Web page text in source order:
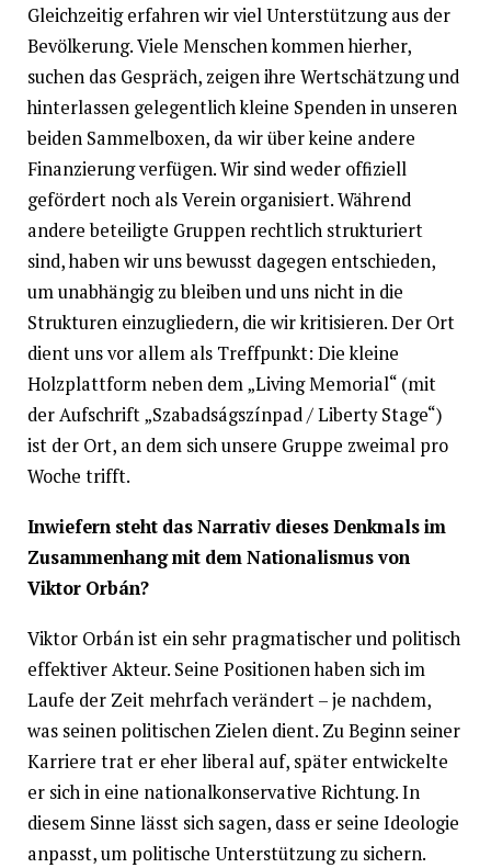
Gleichzeitig erfahren wir viel Unterstützung aus der
Bevölkerung. Viele Menschen kommen hierher,
suchen das Gespräch, zeigen ihre Wertschätzung und
hinterlassen gelegentlich kleine Spenden in unseren
beiden Sammelboxen, da wir über keine andere
Finanzierung verfügen. Wir sind weder offiziell
gefördert noch als Verein organisiert. Während
andere beteiligte Gruppen rechtlich strukturiert
sind, haben wir uns bewusst dagegen entschieden,
um unabhängig zu bleiben und uns nicht in die
Strukturen einzugliedern, die wir kritisieren. Der Ort
dient uns vor allem als Treffpunkt: Die kleine
Holzplattform neben dem „Living Memorial“ (mit
der Aufschrift „Szabadságszínpad / Liberty Stage“)
ist der Ort, an dem sich unsere Gruppe zweimal pro
Woche trifft.
Inwiefern steht das Narrativ dieses Denkmals im
Zusammenhang mit dem Nationalismus von
Viktor Orbán?
Viktor Orbán ist ein sehr pragmatischer und politisch
effektiver Akteur. Seine Positionen haben sich im
Laufe der Zeit mehrfach verändert – je nachdem,
was seinen politischen Zielen dient. Zu Beginn seiner
Karriere trat er eher liberal auf, später entwickelte
er sich in eine nationalkonservative Richtung. In
diesem Sinne lässt sich sagen, dass er seine Ideologie
anpasst, um politische Unterstützung zu sichern.